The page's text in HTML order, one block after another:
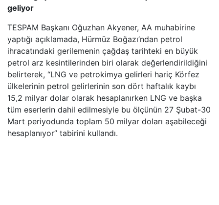
geliyor
TESPAM Başkanı Oğuzhan Akyener, AA muhabirine
yaptığı açıklamada, Hürmüz Boğazı’ndan petrol
ihracatındaki gerilemenin çağdaş tarihteki en büyük
petrol arz kesintilerinden biri olarak değerlendirildiğini
belirterek, “LNG ve petrokimya gelirleri hariç Körfez
ülkelerinin petrol gelirlerinin son dört haftalık kaybı
15,2 milyar dolar olarak hesaplanırken LNG ve başka
tüm eserlerin dahil edilmesiyle bu ölçünün 27 Şubat-30
Mart periyodunda toplam 50 milyar doları aşabileceği
hesaplanıyor” tabirini kullandı.